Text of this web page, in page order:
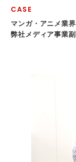
CASE
マンガ・アニメ業
弊社メディア事業